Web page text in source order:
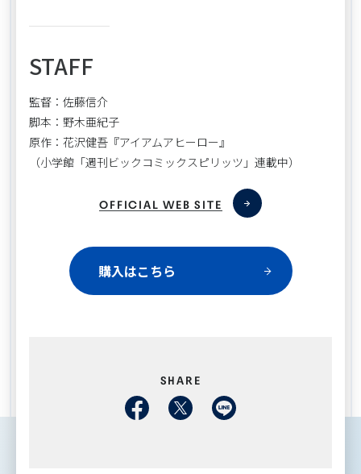
STAFF
監督：佐藤信介
脚本：野木亜紀子
原作：花沢健吾『アイアムアヒーロー』
（小学館「週刊ビックコミックスピリッツ」連載中）
OFFICIAL WEB SITE
購入はこちら
SHARE